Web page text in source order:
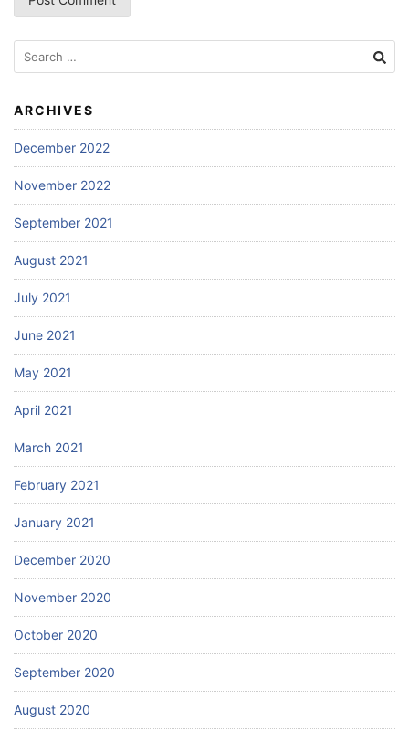
Search
for:
ARCHIVES
December 2022
November 2022
September 2021
August 2021
July 2021
June 2021
May 2021
April 2021
March 2021
February 2021
January 2021
December 2020
November 2020
October 2020
September 2020
August 2020